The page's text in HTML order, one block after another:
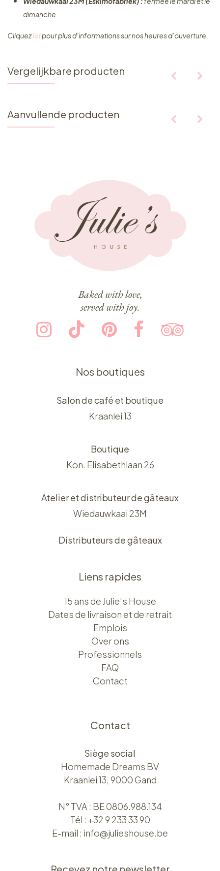
dimanche
Cliquez ​icipour plus d’informations sur nos heures d’ouverture.
Vergelijkbare producten
Aanvullende producten
Baked with love,
served with joy.
Nos boutiques
Salon de café et boutique
Kraanlei 13
Boutique
Kon. Elisabethlaan 26
Atelier et distributeur de gâteaux
Wiedauwkaai 23M
Distributeurs de gâteaux
Liens rapides
15 ans de Julie's House
Dates de livraison et de retrait
Emplois
Over ons​​
Professionnels
FAQ
Contact
Contact
Siège social
Homemade Dreams BV
Kraanlei 13, 9000 Gand
N° TVA : BE 0806.988.134
Tél : +32 9 233 33 90
E-mail : info@julieshouse.be